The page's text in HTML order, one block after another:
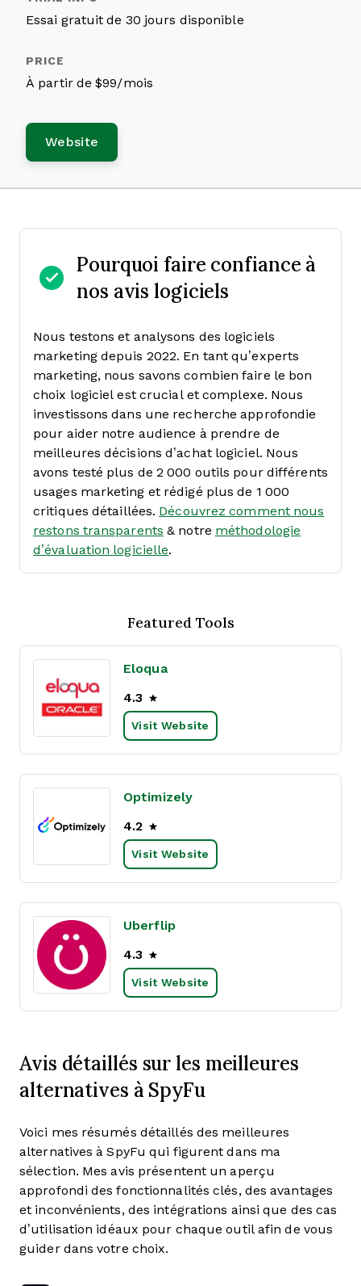
Essai gratuit de 30 jours disponible
À partir de $99/mois
Website
Pourquoi faire confiance à
nos avis logiciels
Nous testons et analysons des logiciels
marketing depuis 2022. En tant qu’experts
marketing, nous savons combien faire le bon
choix logiciel est crucial et complexe. Nous
investissons dans une recherche approfondie
pour aider notre audience à prendre de
meilleures décisions d’achat logiciel. Nous
avons testé plus de 2 000 outils pour différents
usages marketing et rédigé plus de 1 000
critiques détaillées. Découvrez comment nous
restons transparents & notre méthodologie
d’évaluation logicielle.
Featured Tools
Eloqua
4.3
Visit Website
Optimizely
4.2
Visit Website
Uberflip
4.3
Visit Website
Avis détaillés sur les meilleures
alternatives à SpyFu
Voici mes résumés détaillés des meilleures
alternatives à SpyFu qui figurent dans ma
sélection. Mes avis présentent un aperçu
approfondi des fonctionnalités clés, des avantages
et inconvénients, des intégrations ainsi que des cas
d’utilisation idéaux pour chaque outil afin de vous
guider dans votre choix.